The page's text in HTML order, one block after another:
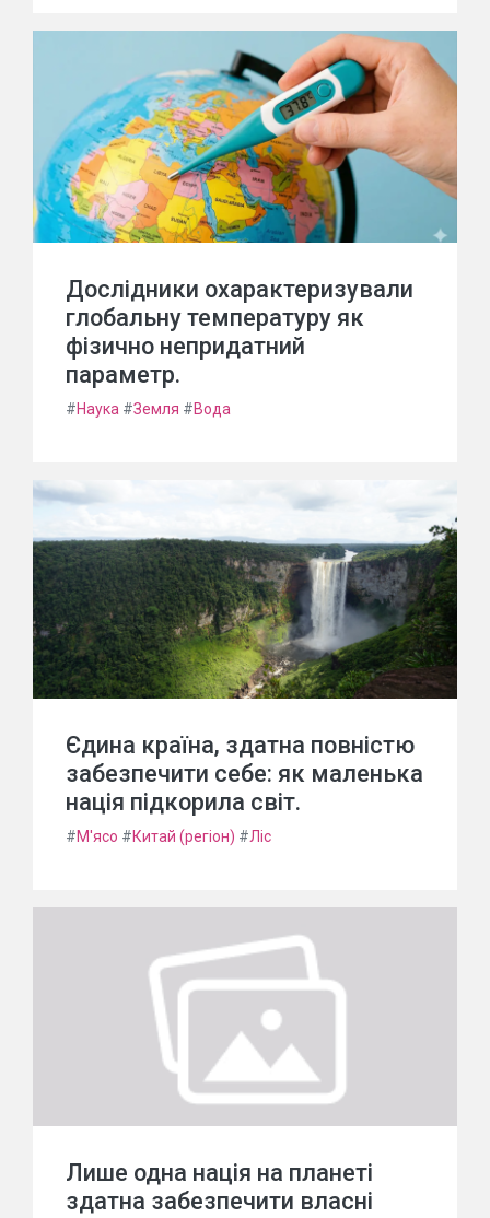
Дослідники охарактеризували
глобальну температуру як
фізично непридатний
параметр.
#Наука #Земля #Вода
Єдина країна, здатна повністю
забезпечити себе: як маленька
нація підкорила світ.
#М'ясо #Китай (регіон) #Ліс
Лише одна нація на планеті
здатна забезпечити власні